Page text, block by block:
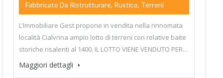
Fabbricato Da Ristrutturare, Rustico, Terreni
L’Immobiliare Gest propone in vendita nella rinnomata
località Cialvrina ampio lotto di terreni con relative baite
storiche risalenti al 1400. IL LOTTO VIENE VENDUTO PER…
Maggiori dettagli